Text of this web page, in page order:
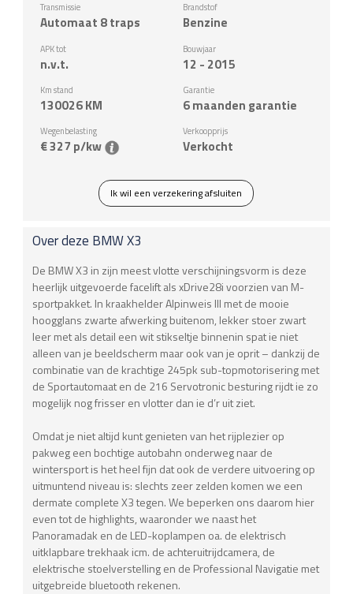
Transmissie
Automaat 8 traps
Brandstof
Benzine
APK tot
n.v.t.
Bouwjaar
12 - 2015
Km stand
130026KM
Garantie
6 maanden garantie
Wegenbelasting
€ 327 p/kw
Verkoopprijs
Verkocht
Ik wil een verzekering afsluiten
Over deze BMWX3
De BMW X3 in zijn meest vlotte verschijningsvorm is deze
heerlijk uitgevoerde facelift als xDrive28i voorzien van M-
sportpakket. In kraakhelder Alpinweis III met de mooie
hoogglans zwarte afwerking buitenom, lekker stoer zwart
leer met als detail een wit stikseltje binnenin spat ie niet
alleen van je beeldscherm maar ook van je oprit – dankzij de
combinatie van de krachtige 245pk sub-topmotorisering met
de Sportautomaat en de 216 Servotronic besturing rijdt ie zo
mogelijk nog frisser en vlotter dan ie d’r uit ziet.
Omdat je niet altijd kunt genieten van het rijplezier op
pakweg een bochtige autobahn onderweg naar de
wintersport is het heel fijn dat ook de verdere uitvoering op
uitmuntend niveau is: slechts zeer zelden komen we een
dermate complete X3 tegen. We beperken ons daarom hier
even tot de highlights, waaronder we naast het
Panoramadak en de LED-koplampen oa. de elektrisch
uitklapbare trekhaak icm. de achteruitrijdcamera, de
elektrische stoelverstelling en de Professional Navigatie met
uitgebreide bluetooth rekenen.